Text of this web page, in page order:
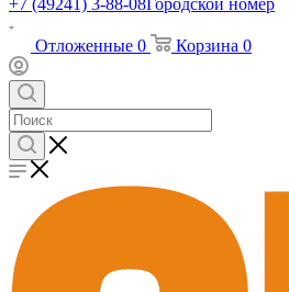
+7 (49241) 3-88-08Городской номер
Отложенные 0 Корзина 0